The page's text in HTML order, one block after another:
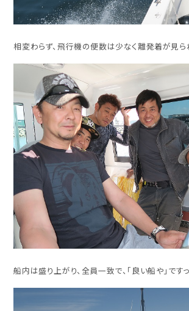
相変わらず、飛行機の便数は少なく離発着が見ら
船内は盛り上がり、全員一致で、「良い船や」ですっ